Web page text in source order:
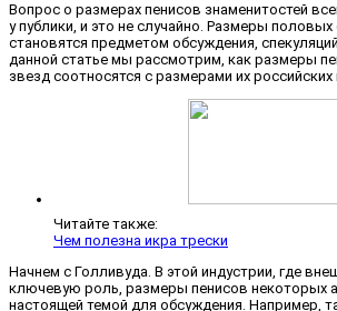
Вопрос о размерах пенисов знаменитостей
у публики, и это не случайно. Размеры половых
становятся предметом обсуждения,
данной статье мы рассмотрим, как размеры
звезд соотносятся с размерами их российских
Читайте также:
Чем полезна икра трески
Начнем с Голливуда. В этой индустрии, где
ключевую роль, размеры пенисов некоторых
настоящей темой для обсуждения. Например,